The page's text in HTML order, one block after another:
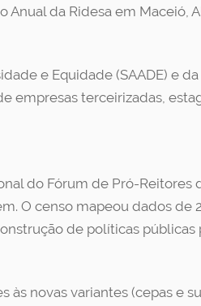
Anual da Ridesa em Maceió,
e Equidade (SAADE) e
empresas terceirizadas,
do Fórum de Pró-
O censo mapeou dados de
de políticas públicas
novas variantes (cepas e